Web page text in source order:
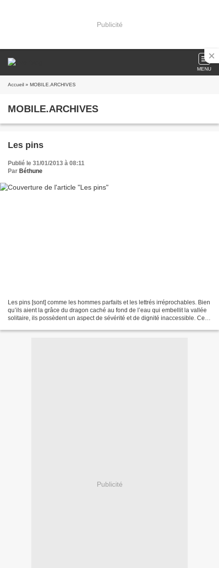
Publicité
MENU
Accueil » MOBILE.ARCHIVES
MOBILE.ARCHIVES
Les pins
Publié le 31/01/2013 à 08:11
Par Béthune
Les pins [sont] comme les hommes parfaits et les lettrés irréprochables. Bien
qu’ils aient la grâce du dragon caché au fond de l’eau qui embellit la vallée
solitaire, ils possèdent un aspect de sévérité et de dignité inaccessible. Ceux
Publicité